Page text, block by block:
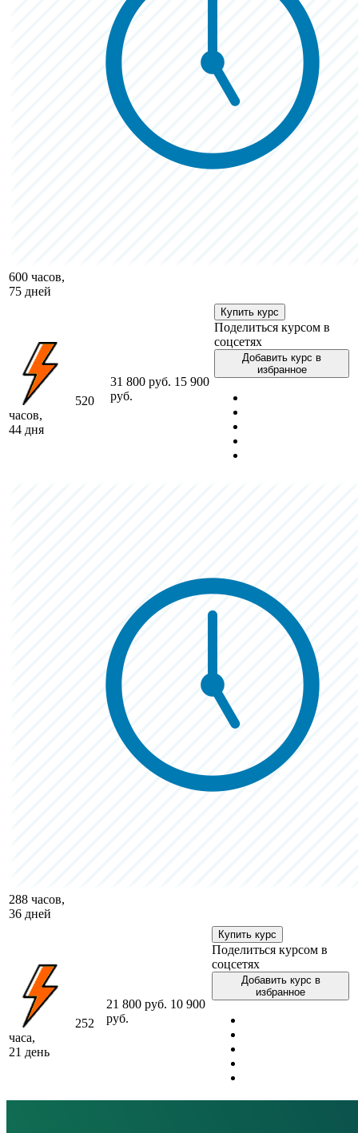
600 часов,
75 дней
520
часов,
44 дня
31 800 руб. 15 900
руб.
Купить курс
Поделиться курсом в
соцсетях
Добавить курс в
избранное
288 часов,
36 дней
252
часа,
21 день
21 800 руб. 10 900
руб.
Купить курс
Поделиться курсом в
соцсетях
Добавить курс в
избранное